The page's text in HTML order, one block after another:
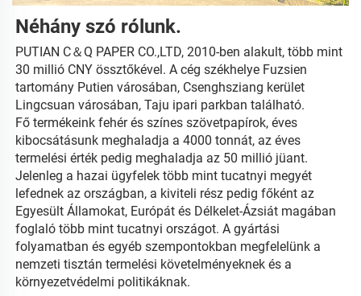
Néhány szó rólunk.
PUTIAN C＆Q PAPER CO.,LTD, 2010-ben alakult, több mint
30 millió CNY össztőkével. A cég székhelye Fuzsien
tartomány Putien városában, Csenghsziang kerület
Lingcsuan városában, Taju ipari parkban található.
Fő termékeink fehér és színes szövetpapírok, éves
kibocsátásunk meghaladja a 4000 tonnát, az éves
termelési érték pedig meghaladja az 50 millió jüant.
Jelenleg a hazai ügyfelek több mint tucatnyi megyét
lefednek az országban, a kiviteli rész pedig főként az
Egyesült Államokat, Európát és Délkelet-Ázsiát magában
foglaló több mint tucatnyi országot. A gyártási
folyamatban és egyéb szempontokban megfelelünk a
nemzeti tisztán termelési követelményeknek és a
környezetvédelmi politikáknak.